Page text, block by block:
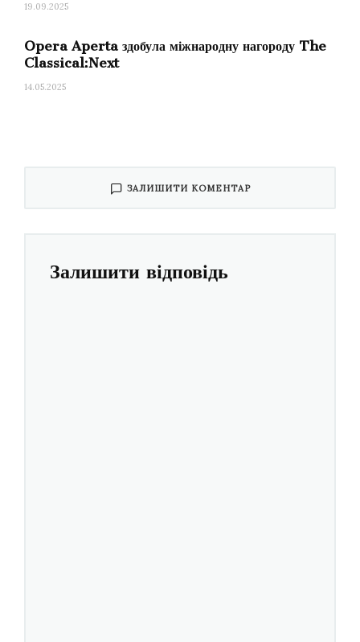
19.09.2025
Opera Aperta здобула міжнародну нагороду The
Classical:Next
14.05.2025
ЗАЛИШИТИ КОМЕНТАР
Залишити відповідь